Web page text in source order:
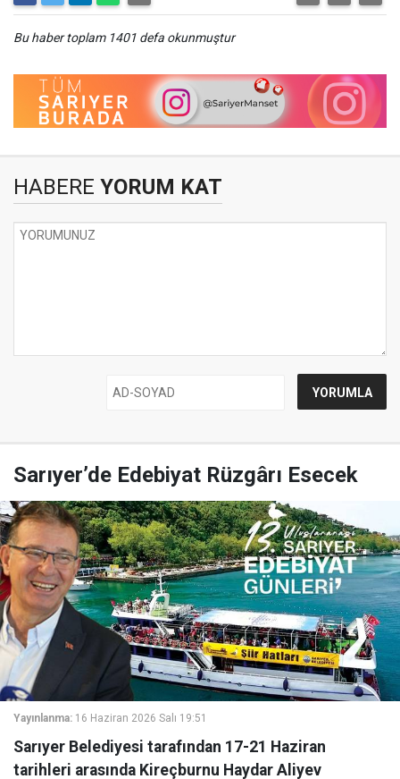
Bu haber toplam 1401 defa okunmuştur
HABERE YORUM KAT
Sarıyer’de Edebiyat Rüzgârı Esecek
Yayınlanma: 16 Haziran 2026 Salı 19:51
Sarıyer Belediyesi tarafından 17-21 Haziran
tarihleri arasında Kireçburnu Haydar Aliyev